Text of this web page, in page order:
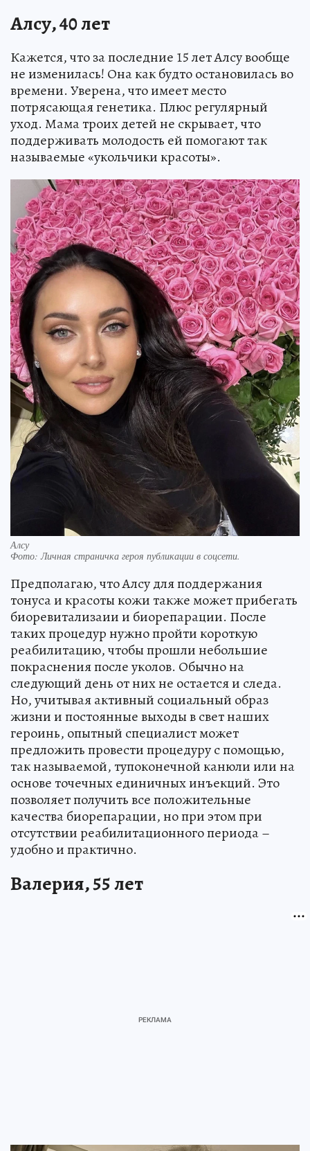
Алсу, 40 лет
Кажется, что за последние 15 лет Алсу вообще
не изменилась! Она как будто остановилась во
времени. Уверена, что имеет место
потрясающая генетика. Плюс регулярный
уход. Мама троих детей не скрывает, что
поддерживать молодость ей помогают так
называемые «укольчики красоты».
Алсу
Фото:Личная страничка героя публикации в соцсети.
Предполагаю, что Алсу для поддержания
тонуса и красоты кожи также может прибегать
биоревитализаии и биорепарации. После
таких процедур нужно пройти короткую
реабилитацию, чтобы прошли небольшие
покраснения после уколов. Обычно на
следующий день от них не остается и следа.
Но, учитывая активный социальный образ
жизни и постоянные выходы в свет наших
героинь, опытный специалист может
предложить провести процедуру с помощью,
так называемой, тупоконечной канюли или на
основе точечных единичных инъекций. Это
позволяет получить все положительные
качества биорепарации, но при этом при
отсутствии реабилитационного периода –
удобно и практично.
Валерия, 55 лет